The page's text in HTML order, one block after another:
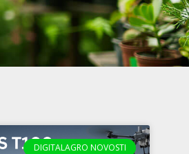
DIGITALAGRO NOVOSTI